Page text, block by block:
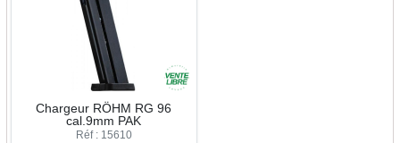
Chargeur RÖHM RG 96
cal.9mm PAK
Réf : 15610